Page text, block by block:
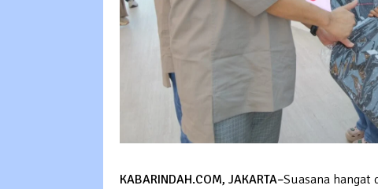
KABARINDAH.COM, JAKARTA–Suasana hangat